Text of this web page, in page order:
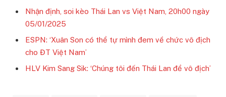
Nhận định, soi kèo Thái Lan vs Việt Nam, 20h00 ngày
05/01/2025
ESPN: ‘Xuân Son có thể tự mình đem về chức vô địch
cho ĐT Việt Nam’
HLV Kim Sang Sik: ‘Chúng tôi đến Thái Lan để vô địch’